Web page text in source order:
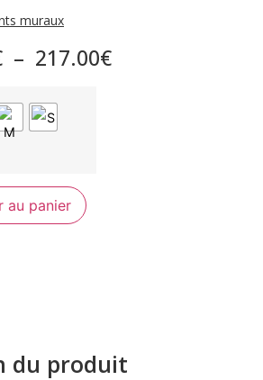
muraux
– 217.00€
au panier
du produit